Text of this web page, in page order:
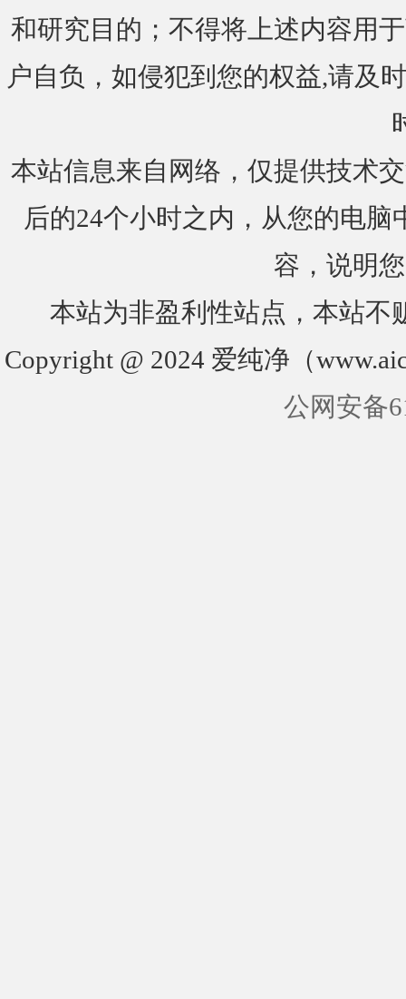
和研究目的；不得将上述内容用
户自负，如侵犯到您的权益,请及
本站信息来自网络，仅提供技术
后的24个小时之内，从您的电
容，说明
本站为非盈利性站点，本站不
Copyright @ 2024 爱纯净（
公网安备